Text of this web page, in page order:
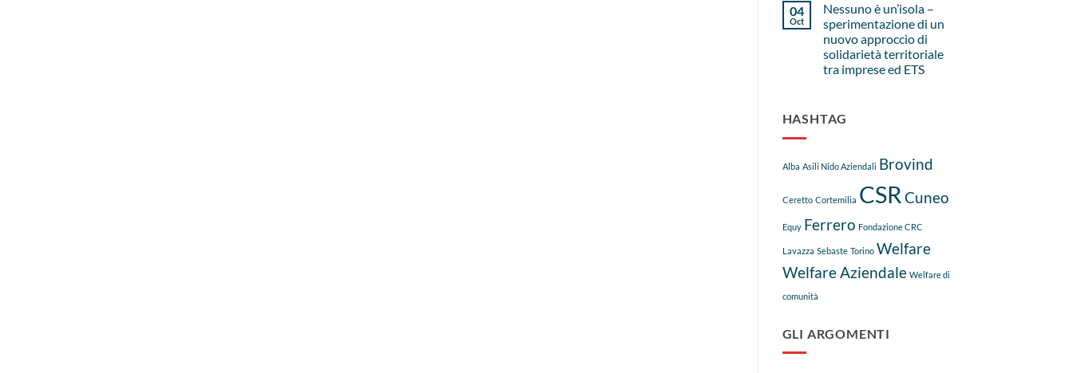
04
Oct
Nessuno è un’isola –
sperimentazione di un
nuovo approccio di
solidarietà territoriale
tra imprese ed ETS
HASHTAG
Alba Asili Nido Aziendali Brovind
Ceretto Cortemilia CSR Cuneo
Equy Ferrero Fondazione CRC
Lavazza Sebaste Torino Welfare
Welfare Aziendale Welfare di
comunità
GLI ARGOMENTI